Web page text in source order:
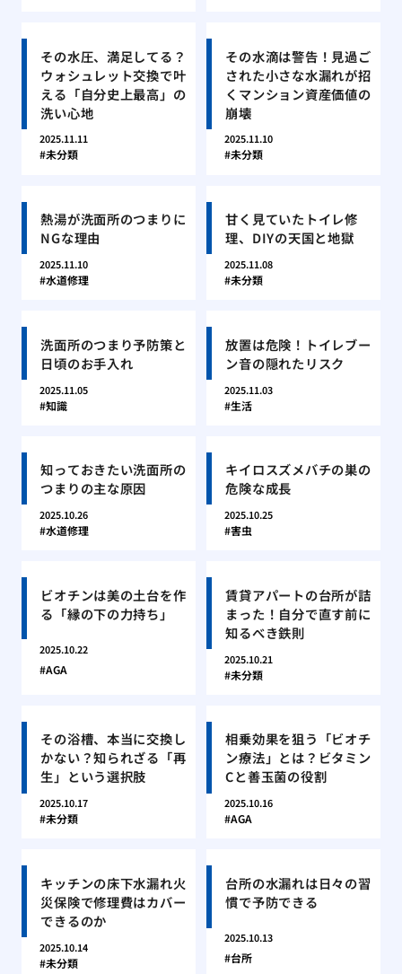
その水圧、満足してる？
ウォシュレット交換で叶
える「自分史上最高」の
洗い心地
2025.11.11
未分類
その水滴は警告！見過ご
された小さな水漏れが招
くマンション資産価値の
崩壊
2025.11.10
未分類
熱湯が洗面所のつまりに
NGな理由
2025.11.10
水道修理
甘く見ていたトイレ修
理、DIYの天国と地獄
2025.11.08
未分類
洗面所のつまり予防策と
日頃のお手入れ
2025.11.05
知識
放置は危険！トイレブー
ン音の隠れたリスク
2025.11.03
生活
知っておきたい洗面所の
つまりの主な原因
2025.10.26
水道修理
キイロスズメバチの巣の
危険な成長
2025.10.25
害虫
ビオチンは美の土台を作
る「縁の下の力持ち」
2025.10.22
AGA
賃貸アパートの台所が詰
まった！自分で直す前に
知るべき鉄則
2025.10.21
未分類
その浴槽、本当に交換し
かない？知られざる「再
生」という選択肢
2025.10.17
未分類
相乗効果を狙う「ビオチ
ン療法」とは？ビタミン
Cと善玉菌の役割
2025.10.16
AGA
キッチンの床下水漏れ火
災保険で修理費はカバー
できるのか
2025.10.14
未分類
台所の水漏れは日々の習
慣で予防できる
2025.10.13
台所